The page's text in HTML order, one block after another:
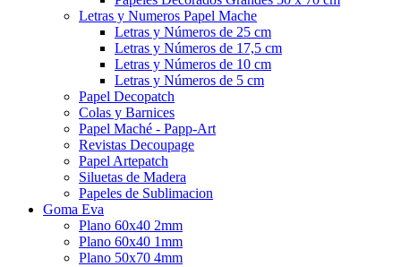
Letras y Numeros Papel Mache
Letras y Números de 25 cm
Letras y Números de 17,5 cm
Letras y Números de 10 cm
Letras y Números de 5 cm
Papel Decopatch
Colas y Barnices
Papel Maché - Papp-Art
Revistas Decoupage
Papel Artepatch
Siluetas de Madera
Papeles de Sublimacion
Goma Eva
Plano 60x40 2mm
Plano 60x40 1mm
Plano 50x70 4mm